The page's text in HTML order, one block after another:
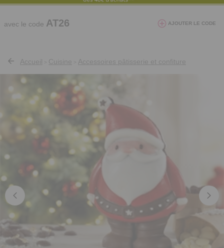
avec le code AT26 AJOUTER LE CODE
Accueil Cuisine Accessoires pâtisserie et confiture